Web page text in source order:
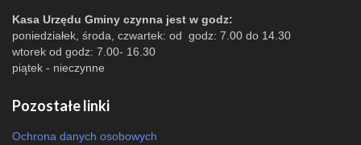
Kasa Urzędu Gminy czynna jest w godz:
poniedziałek, środa, czwartek: od godz: 7.00 do 14.30
wtorek od godz: 7.00- 16.30
piątek - nieczynne
Pozostałe linki
Ochrona danych osobowych